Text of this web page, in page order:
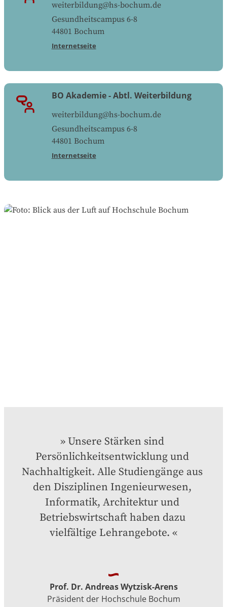
weiterbildung@hs-bochum.de
Gesundheitscampus 6-8
44801 Bochum
Internetseite
BO Akademie - Abtl. Weiterbildung
weiterbildung@hs-bochum.de
Gesundheitscampus 6-8
44801 Bochum
Internetseite
Unsere Stärken sind
Persönlichkeitsentwicklung und
Nachhaltigkeit. Alle Studiengänge aus
den Disziplinen Ingenieurwesen,
Informatik, Architektur und
Betriebswirtschaft haben dazu
vielfältige Lehrangebote.
Prof. Dr. Andreas Wytzisk-Arens
Präsident der Hochschule Bochum